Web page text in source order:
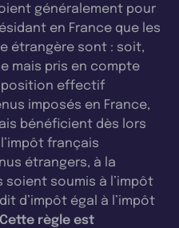
généralement pour
en France que les
étrangère sont : soit,
mais pris en compte
effectif
imposés en France,
bénéficient dès lors
français
étrangers, à la
soumis à l’impôt
d’impôt égal à l’impôt
Cette règle est